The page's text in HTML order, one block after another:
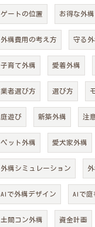
ゲートの位置 お得な外構
外構費用の考え方 守る外
子育て外構 愛着外構
業者選び方 選び方
庭遊び 新築外構 注
ペット外構 愛犬家外構
外構シミュレーション
AIで外構デザイン AIで庭
土間コン外構 資金計画